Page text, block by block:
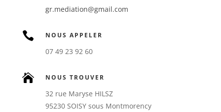
gr.mediation@gmail.com
 NOUS APPELER
07 49 23 92 60
 NOUS TROUVER
32 rue Maryse HILSZ
95230 SOISY sous Montmorency